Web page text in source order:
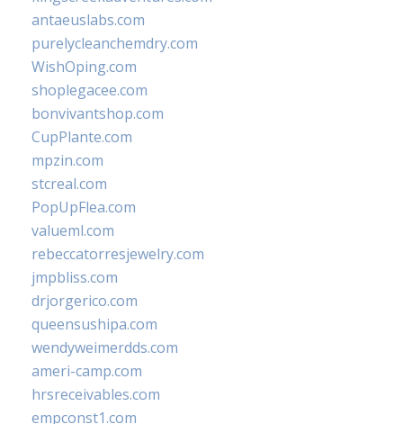
antaeuslabs.com
purelycleanchemdry.com
WishOping.com
shoplegacee.com
bonvivantshop.com
CupPlante.com
mpzin.com
stcreal.com
PopUpFlea.com
valueml.com
rebeccatorresjewelry.com
jmpbliss.com
drjorgerico.com
queensushipa.com
wendyweimerdds.com
ameri-camp.com
hrsreceivables.com
empconst1.com